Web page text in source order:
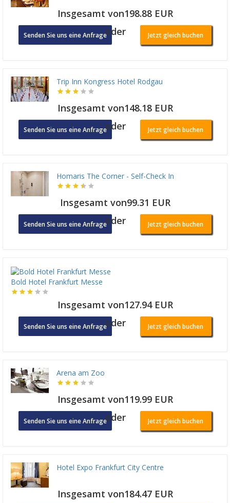
Insgesamt von198.88 EUR
Senden Sie uns eine Anfrageoder Jetzt gleich buchen
Trip Inn Kongress Hotel Rodgau
Insgesamt von148.18 EUR
Senden Sie uns eine Anfrageoder Jetzt gleich buchen
Homaris The Corner - Self-Check In
Insgesamt von99.31 EUR
Senden Sie uns eine Anfrageoder Jetzt gleich buchen
Bold Hotel Frankfurt Messe
Insgesamt von127.94 EUR
Senden Sie uns eine Anfrageoder Jetzt gleich buchen
Arena am Zoo
Insgesamt von119.99 EUR
Senden Sie uns eine Anfrageoder Jetzt gleich buchen
Hotel Expo Frankfurt City Centre
Insgesamt von184.47 EUR